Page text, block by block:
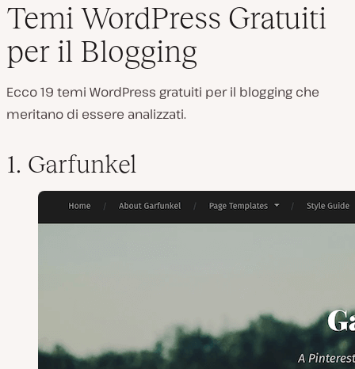
Temi WordPress Gratuiti
per il Blogging
Ecco 19 temi WordPress gratuiti per il blogging che
meritano di essere analizzati.
1. Garfunkel